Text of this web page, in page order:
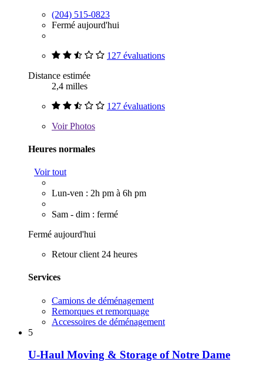
(204) 515-0823
Fermé aujourd'hui
127 évaluations
Distance estimée
2,4 milles
127 évaluations
VoirPhotos
Heures normales
Voir tout
Lun-ven : 2h pm à 6h pm
Sam - dim : fermé
Fermé aujourd'hui
Retour client 24 heures
Services
Camions de déménagement
Remorques et remorquage
Accessoires de déménagement
5
U-Haul Moving & Storage of Notre Dame